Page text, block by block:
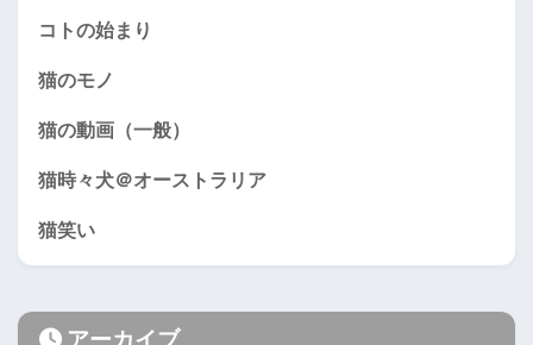
コトの始まり
猫のモノ
猫の動画（一般）
猫時々犬＠オーストラリア
猫笑い
アーカイブ